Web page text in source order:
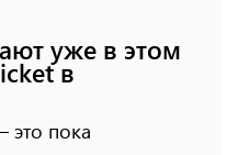
уже в этом
в
это пока